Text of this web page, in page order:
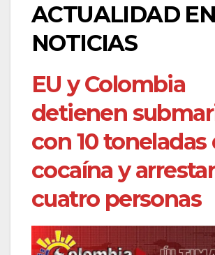
ACTUALIDAD EN
NOTICIAS
EU y Colombia
detienen
con 10 toneladas
cocaína y
cuatro personas